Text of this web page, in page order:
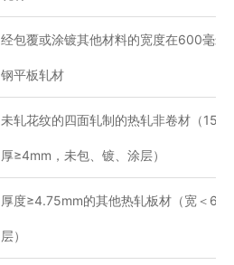
经包覆或涂镀其他材料的宽度在600毫米
钢平板轧材
未轧花纹的四面轧制的热轧非卷材（
厚≥4mm，未包、镀、涂层）
厚度≥4.75mm的其他热轧板材（宽＜
层）